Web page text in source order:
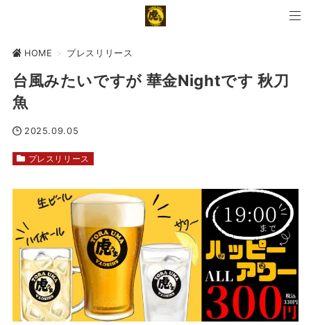
HOME > プレスリリース
台風みたいですが 華金Nightです 秋刀
魚
2025.09.05
プレスリリース